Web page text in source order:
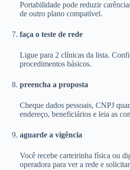
Portabilidade pode reduzir
de outro plano compatível.
faça o teste de rede
Ligue para 2 clínicas da lista.
procedimentos básicos.
preencha a proposta
Cheque dados pessoais, CNPJ
endereço, beneficiários e leia as
aguarde a vigência
Você recebe carteirinha física ou
operadora para ver a rede e